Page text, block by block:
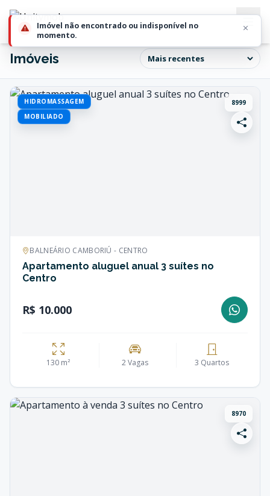
Imóveis
HIDROMASSAGEM
MOBILIADO
8999
BALNEÁRIO CAMBORIÚ - CENTRO
Apartamento aluguel anual 3 suítes no
Centro
R$ 10.000
130 m² 2 Vagas 3 Quartos
8970